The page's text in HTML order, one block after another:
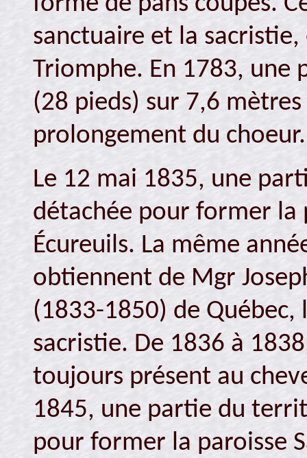
sanctuaire et la
Triomphe. En 1783, une
(28 pieds) sur 7,6
prolongement du choeur.
Le 12 mai 1835, une
détachée pour former la
Écureuils. La même
obtiennent de Mgr
(1833-1850) de
sacristie. De 1836 à
toujours présent au
1845, une partie du
pour former la paroisse